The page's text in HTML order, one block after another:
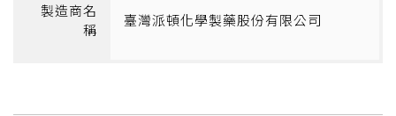
製造商名
稱
臺灣派頓化學製藥股份有限公司